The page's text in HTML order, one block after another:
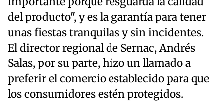
del producto", y es la garantía para tener
unas fiestas tranquilas y sin incidentes.
El director regional de Sernac, Andrés
Salas, por su parte, hizo un llamado a
preferir el comercio establecido para que
los consumidores estén protegidos.